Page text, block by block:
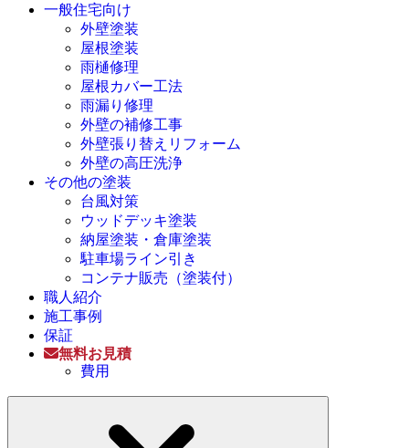
一般住宅向け
外壁塗装
屋根塗装
雨樋修理
屋根カバー工法
雨漏り修理
外壁の補修工事
外壁張り替えリフォーム
外壁の高圧洗浄
その他の塗装
台風対策
ウッドデッキ塗装
納屋塗装・倉庫塗装
駐車場ライン引き
コンテナ販売（塗装付）
職人紹介
施工事例
保証
無料お見積
費用